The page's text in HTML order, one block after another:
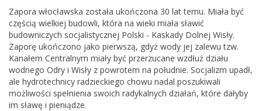
Zapora włocławska została ukończona 30 lat temu. Miała być
częścią wielkiej budowli, która na wieki miała sławić
budowniczych socjalistycznej Polski - Kaskady Dolnej Wisły.
Zaporę ukończono jako pierwszą, gdyż wody jej zalewu tzw.
Kanałem Centralnym miały być przerzucane wzdłuż działu
wodnego Odry i Wisły z powrotem na południe. Socjalizm upadł,
ale hydrotechnicy radzieckiego chowu nadal poszukiwali
możliwości spełnienia swoich radykalnych działań, które dałyby
im sławę i pieniądze.